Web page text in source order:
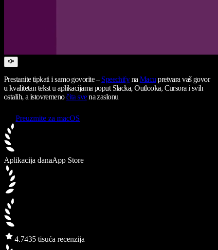
Prestanite tipkati i samo govorite – SpeechifynaMacu pretvara vaš govor
u kvalitetan tekst u aplikacijama poput Slacka, Outlooka, Cursora i svih
ostalih, a istovremenočita svena zaslonu
Preuzmite za macOS
Aplikacija danaApp Store
4.7435 tisuća recenzija